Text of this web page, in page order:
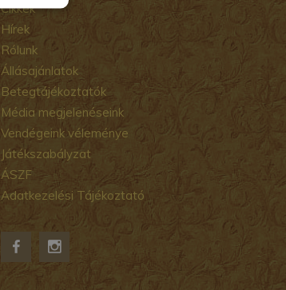
Cikkek
Hírek
Rólunk
Állásajánlatok
Betegtájékoztatók
Média megjelenéseink
Vendégeink véleménye
Játékszabályzat
ÁSZF
Adatkezelési Tájékoztató